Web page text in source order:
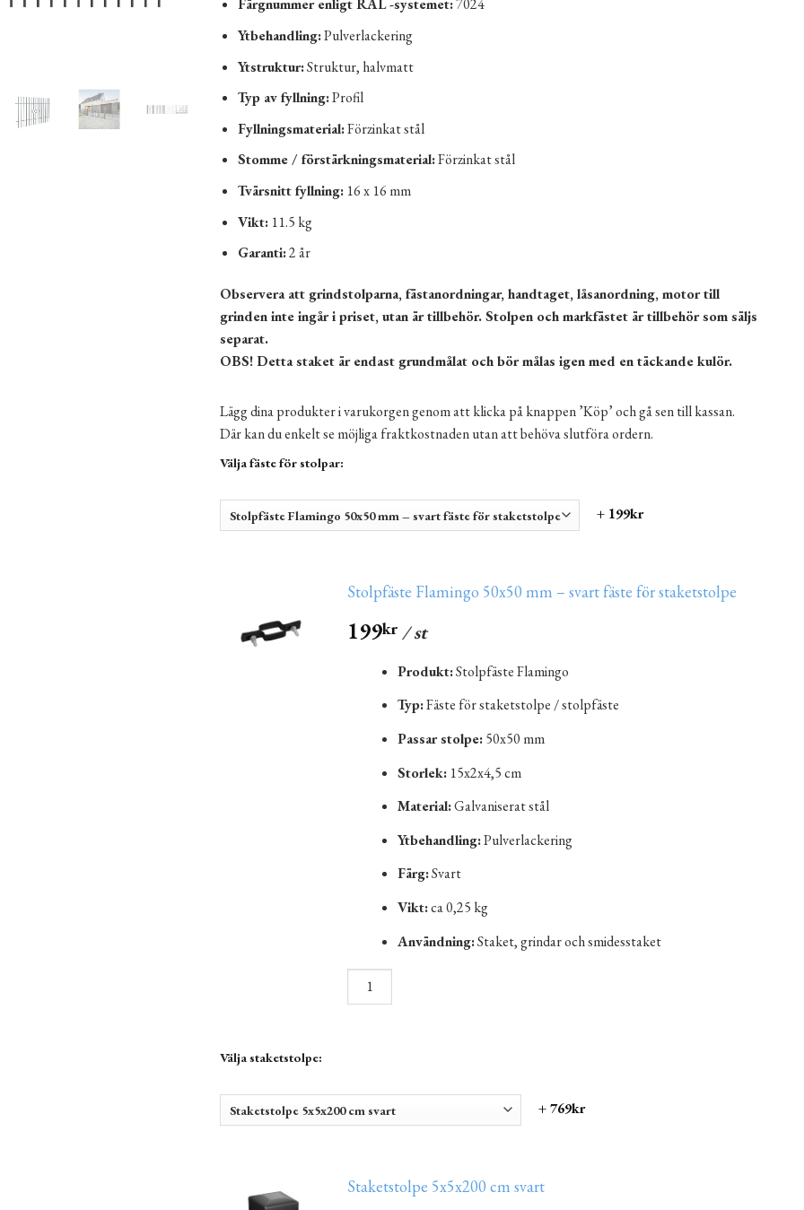
Färgnummer enligt RAL -systemet:7024
Ytbehandling:Pulverlackering
Ytstruktur:Struktur, halvmatt
Typ av fyllning:Profil
Fyllningsmaterial:Förzinkat stål
Stomme / förstärkningsmaterial:Förzinkat stål
Tvärsnitt fyllning: 16 x 16 mm
Vikt: 11.5 kg
Garanti:2 år
Observera att grindstolparna, fästanordningar, handtaget, låsanordning, motor till
grinden inte ingår i priset, utan är tillbehör. Stolpen och markfästet är tillbehör som säljs
separat.
OBS! Detta staket är endast grundmålat och bör målas igen med en täckande kulör.
Lägg dina produkter i varukorgen genom att klicka på knappen ’Köp’ och gå sen till kassan.
Där kan du enkelt se möjliga fraktkostnaden utan att behöva slutföra ordern.
Välja fäste för stolpar:
+ 199kr
Stolpfäste Flamingo 50x50 mm – svart fäste för staketstolpe
199kr/ st
Produkt:Stolpfäste Flamingo
Typ:Fäste för staketstolpe / stolpfäste
Passar stolpe:50x50 mm
Storlek: 15x2x4,5 cm
Material:Galvaniserat stål
Ytbehandling:Pulverlackering
Färg:Svart
Vikt:ca 0,25 kg
Användning:Staket, grindar och smidesstaket
Välja staketstolpe:
+ 769kr
Staketstolpe 5x5x200 cm svart